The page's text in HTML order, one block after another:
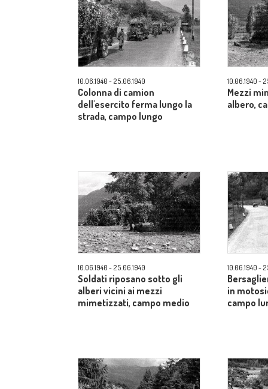
10.06.1940 - 25.06.1940
Colonna di camion
dell'esercito ferma lungo la
strada, campo lungo
10.06.1940 -
Mezzi
albero,
10.06.1940 - 25.06.1940
Soldati riposano sotto gli
alberi vicini ai mezzi
mimetizzati, campo medio
10.06.1940 -
in
campo